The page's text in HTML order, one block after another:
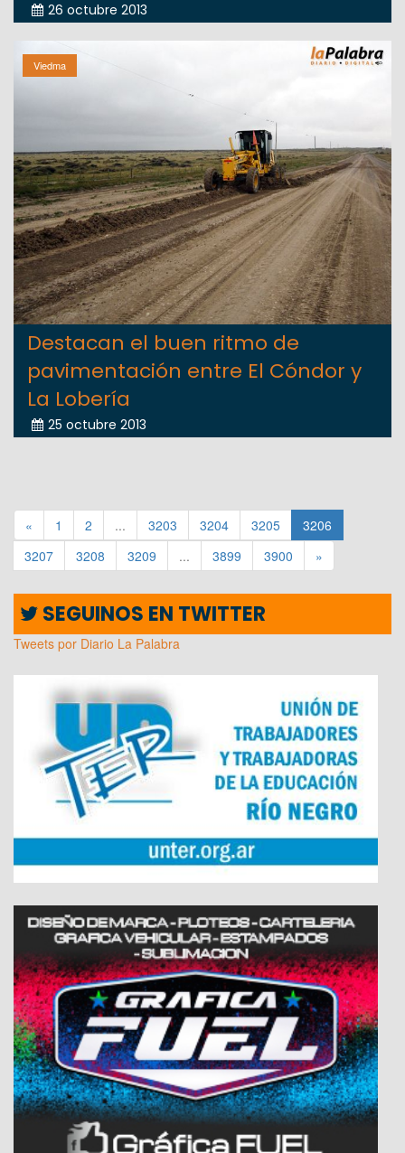
26 octubre 2013
Viedma
Destacan el buen ritmo de
pavimentación entre El Cóndor y
La Lobería
25 octubre 2013
« 1 2 ... 3203 3204 3205
3206
3207
3208 3209 ... 3899 3900 »
SEGUINOS EN TWITTER
Tweets por Diario La Palabra